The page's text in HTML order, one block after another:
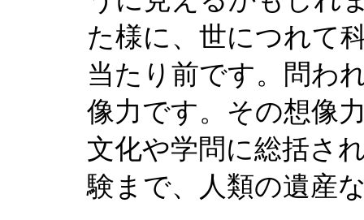
た様に、世につれて
当たり前です。問わ
像力です。その想像
文化や学問に総括さ
験まで、人類の遺産